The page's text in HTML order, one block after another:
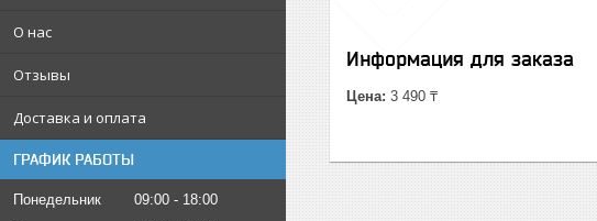
О нас
Отзывы
Доставка и оплата
ГРАФИК РАБОТЫ
Понедельник 09:00
18:00
Информация для заказа
Цена: 3 490 ₸